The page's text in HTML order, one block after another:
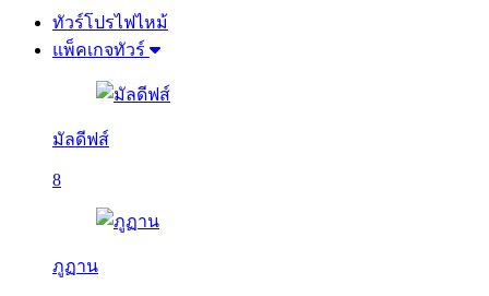
ทัวร์โปรไฟไหม้
แพ็คเกจทัวร์
มัลดีฟส์
8
ภูฏาน